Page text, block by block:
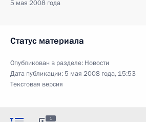
5 мая 2008 года
Статус материала
Опубликован в разделе: Новости
Дата публикации:5 мая 2008 года, 15:53
Текстовая версия
1